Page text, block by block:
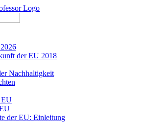
der EU 2018
Nachhaltigkeit
EU
der EU: Einleitung